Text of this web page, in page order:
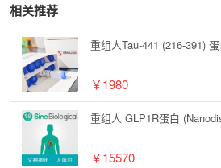
相关推荐
重组人Tau-441 (216-391)
￥1980
重组人 GLP1R蛋白
￥15570